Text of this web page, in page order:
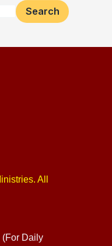
Search
All
(For Daily